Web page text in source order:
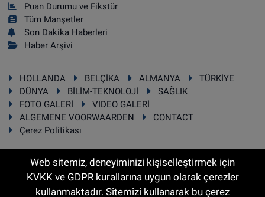
Puan Durumu ve Fikstür
Tüm Manşetler
Son Dakika Haberleri
Haber Arşivi
HOLLANDA BELÇİKA ALMANYA
TÜRKİYE
DÜNYA
BİLİM-TEKNOLOJİ
SAĞLIK
FOTO GALERİ
VIDEO GALERİ
ALGEMENE VOORWAARDEN
CONTACT
Çerez Politikası
RSS Copyright © 2025 Sonhaber.eu Her hakkı saklıdır.
Web sitemiz, deneyiminizi kişiselleştirmek için
KVKK ve GDPR kurallarına uygun olarak çerezler
kullanmaktadır. Sitemizi kullanarak bu çerez